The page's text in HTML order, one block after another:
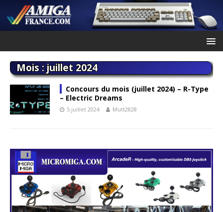
Mois :juillet 2024
Concours du mois (juillet 2024) – R-Type
– Electric Dreams
5 juillet 2024 Mutt2828